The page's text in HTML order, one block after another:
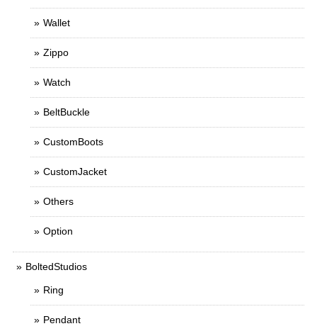
Wallet
Zippo
Watch
BeltBuckle
CustomBoots
CustomJacket
Others
Option
BoltedStudios
Ring
Pendant